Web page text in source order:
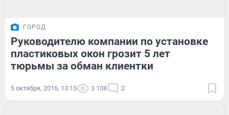
ГОРОД
Руководителю компании по установке
пластиковых окон грозит 5 лет
тюрьмы за обман клиентки
5 октября, 2016, 13:15 3 108 2